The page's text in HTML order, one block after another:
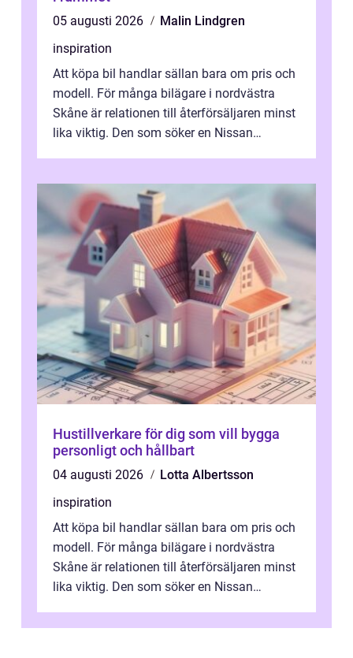
05 augusti 2026
Malin Lindgren
inspiration
Att köpa bil handlar sällan bara om pris och
modell. För många bilägare i nordvästra
Skåne är relationen till återförsäljaren minst
lika viktig. Den som söker en Nissan
Hustillverkare för dig som vill bygga
personligt och hållbart
04 augusti 2026
Lotta Albertsson
inspiration
Att köpa bil handlar sällan bara om pris och
modell. För många bilägare i nordvästra
Skåne är relationen till återförsäljaren minst
lika viktig. Den som söker en Nissan